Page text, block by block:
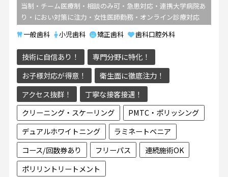
当制・チーム医療制・相談のみ可・急患対応・連携大学病院あ
り・におい対策に注力・女性医師勤務・オンライン診療対応
一般歯科
小児歯科 矯正歯科 歯科口腔外科
技術に自信あり！
専門分野に特化！
お子様対応が得意！
衛生面に徹底注力！
アクセス抜群！
丁寧な接客接遇！
クリーニング・スケーリング
PMTC・ポリッシング
デュアルホワイトニング
ラミネートベニア
コース/回数券あり
フリーパス
連続施術OK
ポリリントリートメント